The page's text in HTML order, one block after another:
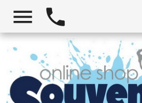
 